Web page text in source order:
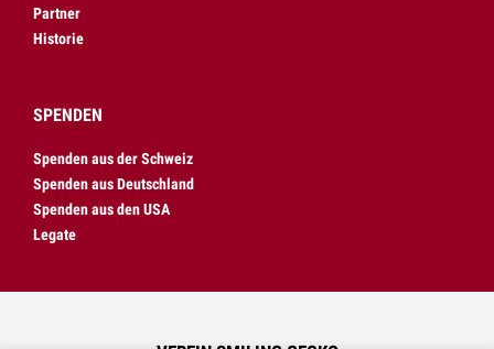
Partner
Historie
SPENDEN
Spenden aus der Schweiz
Spenden aus Deutschland
Spenden aus den USA
Legate